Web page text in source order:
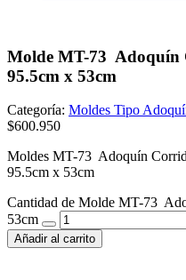
Molde MT-73 Adoquín
95.5cm x 53cm
Categoría: Moldes Tipo
$600.950
Moldes MT-73 Adoquín
95.5cm x 53cm
Cantidad de Molde MT-73
53cm
Añadir al carrito